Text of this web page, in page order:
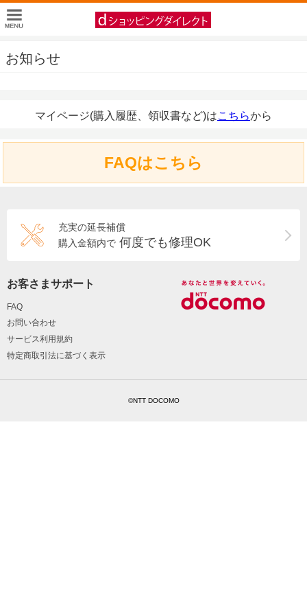
お知らせ
マイページ(購入履歴、領収書など)はこちらから
FAQはこちら
充実の延長補償
購入金額内で 何度でも修理OK
お客さまサポート
FAQ
お問い合わせ
サービス利用規約
特定商取引法に基づく表示
©NTT DOCOMO